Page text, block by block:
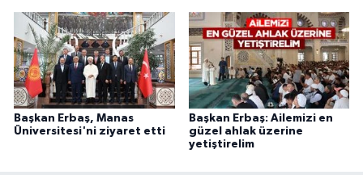
Başkan Erbaş, Manas
Üniversitesi'ni ziyaret etti
Başkan Erbaş: Ailemizi en
güzel ahlak üzerine
yetiştirelim